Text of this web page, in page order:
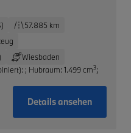
57.885 km
Wiesbaden
; Hubraum: 1.499 cm3;
Details ansehen